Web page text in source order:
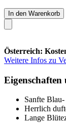
In den Warenkorb
Österreich:
Weitere Infos zu
Eigenschaften
Sanfte
Herrlich
Lange